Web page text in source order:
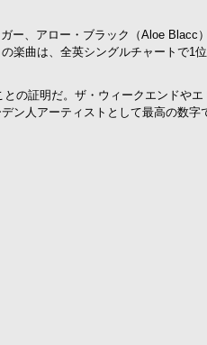
ー、アロー・ブラック（Aloe Blacc
楽曲は、全英シングルチャートで1
の証明だ。ザ・ウィークエンドやエ
ン人アーティストとして最高の数字